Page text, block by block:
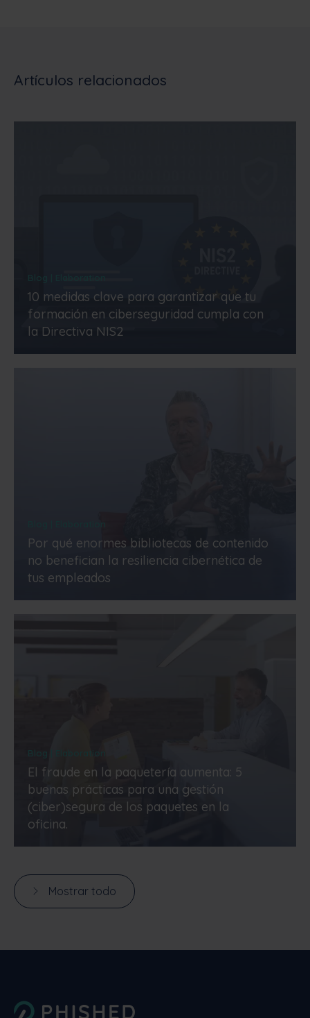
Artículos relacionados
10 medidas clave para garantizar que tu
formación en ciberseguridad cumpla con
la Directiva NIS2
Por qué enormes bibliotecas de contenido
no benefician la resiliencia cibernética de
tus empleados
El fraude en la paquetería aumenta: 5
buenas prácticas para una gestión
(ciber)segura de los paquetes en la
oficina.
Mostrar todo